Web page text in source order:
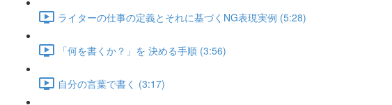
ライターの仕事の定義とそれに基づくNG表現実例 (5:28)
「何を書くか？」を 決める手順 (3:56)
自分の言葉で書く (3:17)